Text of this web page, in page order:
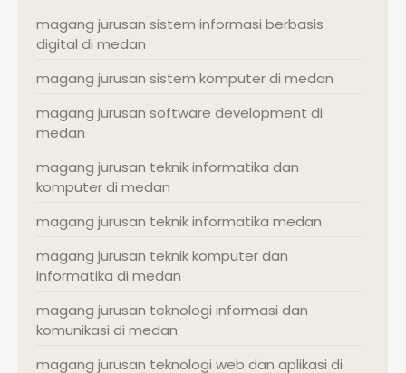
magang jurusan sistem informasi berbasis
digital di medan
magang jurusan sistem komputer di medan
magang jurusan software development di
medan
magang jurusan teknik informatika dan
komputer di medan
magang jurusan teknik informatika medan
magang jurusan teknik komputer dan
informatika di medan
magang jurusan teknologi informasi dan
komunikasi di medan
magang jurusan teknologi web dan aplikasi di